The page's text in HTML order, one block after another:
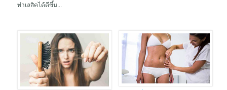
ทำเลสิคได้ดีขึ้น...